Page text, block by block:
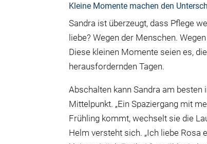
Kleine Momente machen den
Sandra ist überzeugt, dass Pflege
liebe? Wegen der Menschen.
Diese kleinen Momente seien es,
herausfordernden Tagen.
Abschalten kann Sandra am
Mittelpunkt. „Ein Spaziergang mit
Frühling kommt, wechselt sie die
Helm versteht sich. „Ich liebe Rosa